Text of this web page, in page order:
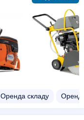
Оренда складу